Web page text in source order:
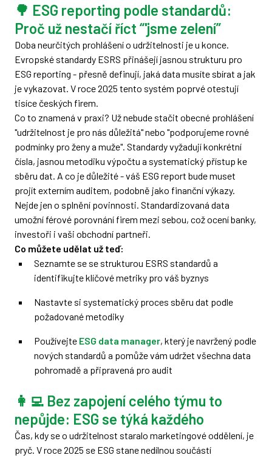
🌳 ESG reporting podle standardů:
Proč už nestačí říct “'jsme zelení”
Doba neurčitých prohlášení o udržitelnosti je u konce.
Evropské standardy ESRS přinášejí jasnou strukturu pro
ESG reporting - přesně definují, jaká data musíte sbírat a jak
je vykazovat. V roce 2025 tento systém poprvé otestují
tisíce českých firem.
Co to znamená v praxi? Už nebude stačit obecné prohlášení
"udržitelnost je pro nás důležitá" nebo "podporujeme rovné
podmínky pro ženy a muže". Standardy vyžadují konkrétní
čísla, jasnou metodiku výpočtu a systematický přístup ke
sběru dat. A co je důležité - váš ESG report bude muset
projít externím auditem, podobně jako finanční výkazy.
Nejde jen o splnění povinnosti. Standardizovaná data
umožní férové porovnání firem mezi sebou, což ocení banky,
investoři i vaši obchodní partneři.
Co můžete udělat už teď:
Seznamte se se strukturou ESRS standardů a
identifikujte klíčové metriky pro váš byznys
Nastavte si systematický proces sběru dat podle
požadované metodiky
Používejte ESG data manager, který je navržený podle
nových standardů a pomůže vám udržet všechna data
pohromadě a připravená pro audit
👩‍💻 Bez zapojení celého týmu to
nepůjde: ESG se týká každého
Čas, kdy se o udržitelnost staralo marketingové oddělení, je
pryč. V roce 2025 se ESG stane nedílnou součástí